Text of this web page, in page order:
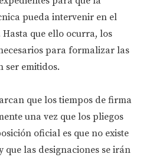
pueda intervenir en el
que ello ocurra, los
para formalizar las
ser emitidos.
que los tiempos de firma
una vez que los pliegos
oficial es que no existe
las designaciones se irán